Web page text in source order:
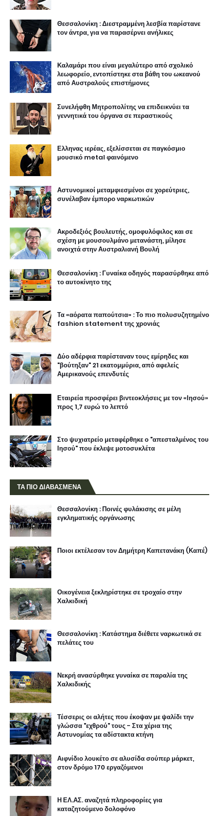
Θεσσαλονίκη : Διεστραμμένη λεσβία παρίστανε
τον άντρα, για να παρασέρνει ανήλικες
Καλαμάρι που είναι μεγαλύτερο από σχολικό
λεωφορείο, εντοπίστηκε στα βάθη του ωκεανού
από Αυστραλούς επιστήμονες
Συνελήφθη Μητροπολίτης να επιδεικνύει τα
γεννητικά του όργανα σε περαστικούς
Ελληνας ιερέας, εξελίσσεται σε παγκόσμιο
μουσικό metal φαινόμενο
Αστυνομικοί μεταμφιεσμένοι σε χορεύτριες,
συνέλαβαν έμπορο ναρκωτικών
Ακροδεξιός βουλευτής, ομοφυλόφιλος και σε
σχέση με μουσουλμάνο μετανάστη, μίλησε
ανοιχτά στην Αυστραλιανή Βουλή
Θεσσαλονίκη : Γυναίκα οδηγός παρασύρθηκε από
το αυτοκίνητο της
Τα «αόρατα παπούτσια» : Το πιο πολυσυζητημένο
fashion statement της χρονιάς
Δύο αδέρφια παρίσταναν τους εμίρηδες και
"βούτηξαν" 21 εκατομμύρια, από αφελείς
Αμερικανούς επενδυτές
Εταιρεία προσφέρει βιντεοκλήσεις με τον «Ιησού»
προς 1,7 ευρώ το λεπτό
Στο ψυχιατρείο μεταφέρθηκε ο "απεσταλμένος του
Ιησού" που έκλεψε μοτοσυκλέτα
ΤΑ ΠΙΟ ΔΙΑΒΑΣΜΕΝΑ
Θεσσαλονίκη : Ποινές φυλάκισης σε μέλη
εγκληματικής οργάνωσης
Ποιοι εκτέλεσαν τον Δημήτρη Καπετανάκη (Καπέ)
Οικογένεια ξεκληρίστηκε σε τροχαίο στην
Χαλκιδική
Θεσσαλονίκη : Κατάστημα διέθετε ναρκωτικά σε
πελάτες του
Νεκρή ανασύρθηκε γυναίκα σε παραλία της
Χαλκιδικής
Τέσσερις οι αλήτες που έκοψαν με ψαλίδι την
γλώσσα "εχθρού" τους - Στα χέρια της
Αστυνομίας τα αδίστακτα κτήνη
Αιφνίδιο λουκέτο σε αλυσίδα σούπερ μάρκετ,
στον δρόμο 170 εργαζόμενοι
Η ΕΛ.ΑΣ. αναζητά πληροφορίες για
καταζητούμενο δολοφόνο